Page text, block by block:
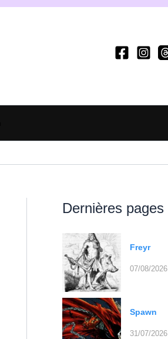
Dernières pages
Freyr
07/08/2026
Spawn
31/07/2026